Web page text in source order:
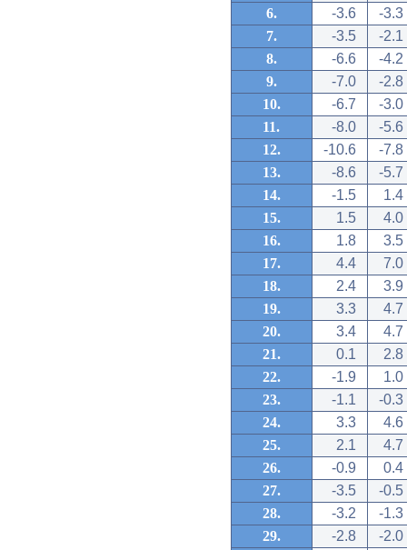
6.
-3.6
-3.3
7.
-3.5
-2.1
8.
-6.6
-4.2
9.
-7.0
-2.8
10.
-6.7
-3.0
11.
-8.0
-5.6
12.
-10.6
-7.8
13.
-8.6
-5.7
14.
-1.5
1.4
15.
1.5
4.0
16.
1.8
3.5
17.
4.4
7.0
18.
2.4
3.9
19.
3.3
4.7
20.
3.4
4.7
21.
0.1
2.8
22.
-1.9
1.0
23.
-1.1
-0.3
24.
3.3
4.6
25.
2.1
4.7
26.
-0.9
0.4
27.
-3.5
-0.5
28.
-3.2
-1.3
29.
-2.8
-2.0